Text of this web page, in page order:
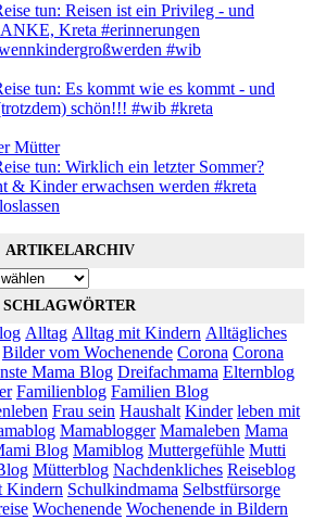
tun: Reisen ist ein Privileg - und
Kreta #erinnerungen
#wib
tun: Es kommt wie es kommt - und
schön!!! #wib #kreta
Mütter
tun: Wirklich ein letzter Sommer?
& Kinder erwachsen werden #kreta
ARTIKELARCHIV
SCHLAGWÖRTER
Alltag Alltag mit Kindern Alltägliches
Bilder vom Wochenende Corona Corona
Mama Blog Dreifachmama Elternblog
Familienblog Familien Blog
Frau sein Haushalt Kinder leben mit
Mamablogger Mamaleben Mama
Blog Mamiblog Muttergefühle Mutti
Mütterblog Nachdenkliches Reiseblog
Kindern Schulkindmama Selbstfürsorge
Wochenende Wochenende in Bildern